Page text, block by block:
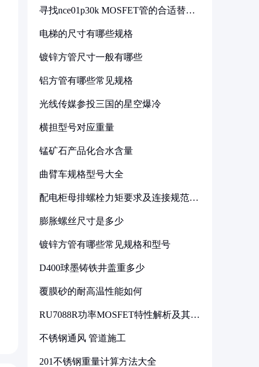
寻找nce01p30k MOSFET管的合适替代
电梯的尺寸有哪些规格
镀锌方管尺寸一般有哪些
铝方管有哪些常见规格
光线传媒参投三国的星空爆冷
横担型号对应重量
锰矿石产品化合水含量
曲臂车规格型号大全
配电柜母排螺栓力矩要求及连接规范详
膨胀螺丝尺寸是多少
镀锌方管有哪些常见规格和型号
D400球墨铸铁井盖重多少
覆膜砂的耐高温性能如何
RU7088R功率MOSFET特性解析及其在
不锈钢通风 管道施工
201不锈钢重量计算方法大全